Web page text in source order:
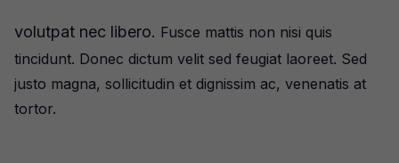
volutpat nec libero. Fusce mattis non nisi quis
tincidunt. Donec dictum velit sed feugiat laoreet. Sed
justo magna, sollicitudin et dignissim ac, venenatis at
tortor.